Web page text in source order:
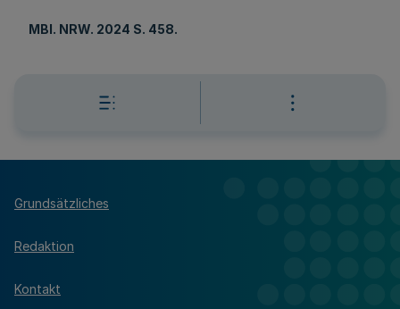
MBl. NRW. 2024 S. 458.
Grundsätzliches
Redaktion
Kontakt